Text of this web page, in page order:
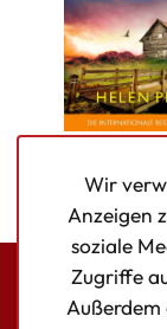
Wir
Anzeigen
soziale
Zugriffe